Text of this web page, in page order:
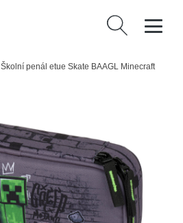
Vyhledávání
Školní penál etue Skate BAAGL Minecraft